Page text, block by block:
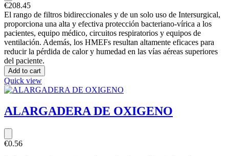
€208.45
El rango de filtros bidireccionales y de un solo uso de Intersurgical,
proporciona una alta y efectiva protección bacteriano-vírica a los
pacientes, equipo médico, circuitos respiratorios y equipos de
ventilación. Además, los HMEFs resultan altamente eficaces para
reducir la pérdida de calor y humedad en las vías aéreas superiores
del paciente.
Add to cart
Quick view
ALARGADERA DE OXIGENO
€0.56